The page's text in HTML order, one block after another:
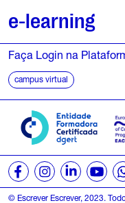
e-learning
Faça Login na
campus virtual
© Escrever Escrever, 2023.